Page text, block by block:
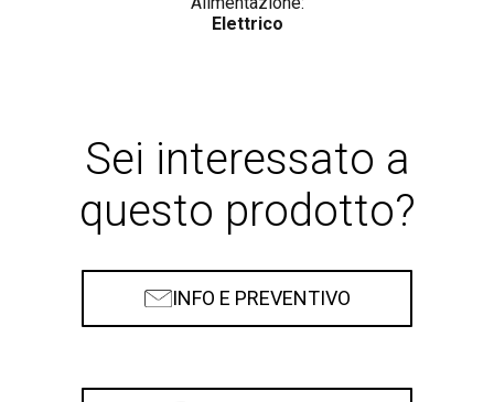
Elettrico
Sei interessato a
questo prodotto?
INFO E PREVENTIVO